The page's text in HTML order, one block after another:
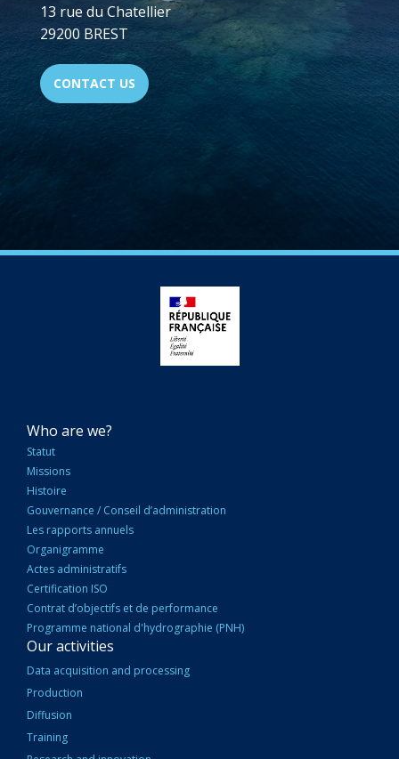
13 rue du Chatellier
29200 BREST
CONTACT US
NAVIGATION
PRINCIPALE
Who are we?
Statut
Missions
Histoire
Gouvernance / Conseil d’administration
Les rapports annuels
Organigramme
Actes administratifs
Certification ISO
Contrat d’objectifs et de performance
Programme national d'hydrographie (PNH)
Our activities
Data acquisition and processing
Production
Diffusion
Training